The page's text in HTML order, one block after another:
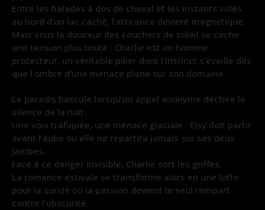
Entre les balades à dos de cheval et les instants volés
au bord d’un lac caché, l’attirance devient magnétique.
Mais sous la douceur des couchers de soleil se cache
une tension plus brute : Charlie est un homme
protecteur, un véritable pilier dont l’instinct s’éveille dès
que l’ombre d’une menace plane sur son domaine.
Le paradis bascule lorsqu’un appel anonyme déchire le
silence de la nuit.
Une voix trafiquée, une menace glaciale : Elsy doit partir
avant l’aube ou elle ne repartira jamais sur ses deux
jambes.
Face à ce danger invisible, Charlie sort les griffes.
La romance estivale se transforme alors en une lutte
pour la survie où la passion devient le seul rempart
contre l’obscurité.